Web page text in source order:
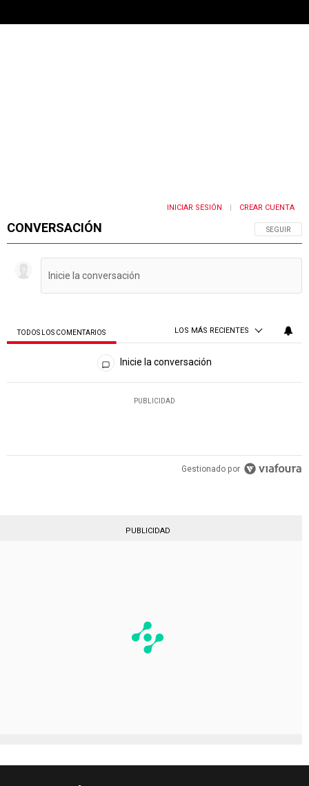
CONVERSACIÓN SIGA ESTA
SEGUIR
INICIAR SESIÓN CREAR CUENTA
TODOS LOS COMENTARIOS LOS MÁS RECIENTES
Todos los comentarios
Inicie la conversación
PUBLICIDAD
Gestionado por
PUBLICIDAD